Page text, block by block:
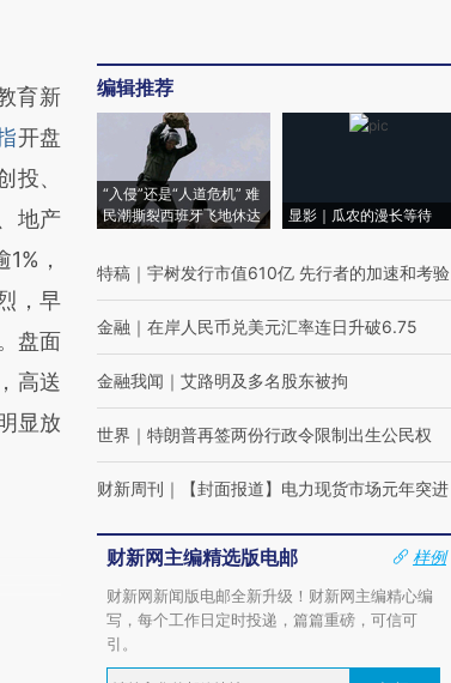
结而
表财
致比
育新
开盘
投、
地产
，
，早
盘面
高送
显放
编辑推荐
“入侵”还是“人道危机” 难
民潮撕裂西班牙飞地休达
显影｜瓜农的漫长等待
特稿 ｜ 宇树发行市值610亿 先行者的加速和考验
金融 ｜ 在岸人民币兑美元汇率连日升破6.75
金融我闻 ｜ 艾路明及多名股东被拘
世界 ｜ 特朗普再签两份行政令限制出生公民权
财新周刊 ｜ 【封面报道】电力现货市场元年突进
财新网主编精选版电邮
样例
财新网新闻版电邮全新升级！财新网主编精心编
写，每个工作日定时投递，篇篇重磅，可信可
引。